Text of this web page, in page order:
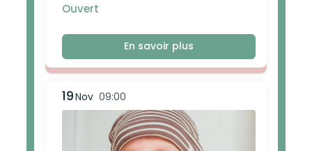
Ouvert
En savoir plus
19Nov 09:00